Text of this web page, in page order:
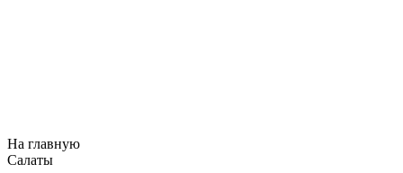
На главную
Салаты